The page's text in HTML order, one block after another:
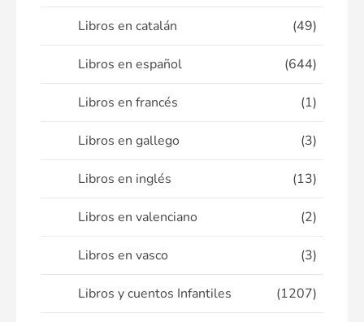
Libros en catalán (49)
Libros en español (644)
Libros en francés (1)
Libros en gallego (3)
Libros en inglés (13)
Libros en valenciano (2)
Libros en vasco (3)
Libros y cuentos Infantiles (1207)